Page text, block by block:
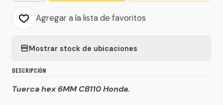
Agregar a la lista de favoritos
Mostrar stock de ubicaciones
DESCRIPCIÓN
Tuerca hex 6MM CB110 Honda.